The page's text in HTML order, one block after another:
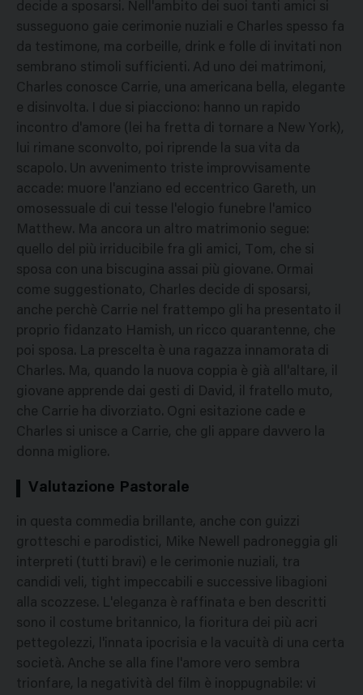
decide a sposarsi. Nell'ambito dei suoi tanti amici si
susseguono gaie cerimonie nuziali e Charles spesso fa
da testimone, ma corbeille, drink e folle di invitati non
sembrano stimoli sufficienti. Ad uno dei matrimoni,
Charles conosce Carrie, una americana bella, elegante
e disinvolta. I due si piacciono: hanno un rapido
incontro d'amore (lei ha fretta di tornare a New York),
lui rimane sconvolto, poi riprende la sua vita da
scapolo. Un avvenimento triste improvvisamente
accade: muore l'anziano ed eccentrico Gareth, un
omosessuale di cui tesse l'elogio funebre l'amico
Matthew. Ma ancora un altro matrimonio segue:
quello del più irriducibile fra gli amici, Tom, che si
sposa con una biscugina assai più giovane. Ormai
come suggestionato, Charles decide di sposarsi,
anche perchè Carrie nel frattempo gli ha presentato il
proprio fidanzato Hamish, un ricco quarantenne, che
poi sposa. La prescelta è una ragazza innamorata di
Charles. Ma, quando la nuova coppia è già all'altare, il
giovane apprende dai gesti di David, il fratello muto,
che Carrie ha divorziato. Ogni esitazione cade e
Charles si unisce a Carrie, che gli appare davvero la
donna migliore.
Valutazione Pastorale
in questa commedia brillante, anche con guizzi
grotteschi e parodistici, Mike Newell padroneggia gli
interpreti (tutti bravi) e le cerimonie nuziali, tra
candidi veli, tight impeccabili e successive libagioni
alla scozzese. L'eleganza è raffinata e ben descritti
sono il costume britannico, la fioritura dei più acri
pettegolezzi, l'innata ipocrisia e la vacuità di una certa
società. Anche se alla fine l'amore vero sembra
trionfare, la negatività del film è inoppugnabile: vi